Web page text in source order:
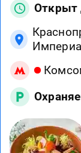
Открыт